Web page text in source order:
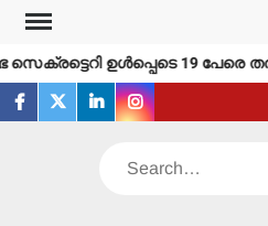
Skip
content
ഉള്‍പ്പെടെ 19 പേരെ
facebook
twitterlinkedininstagram
Search